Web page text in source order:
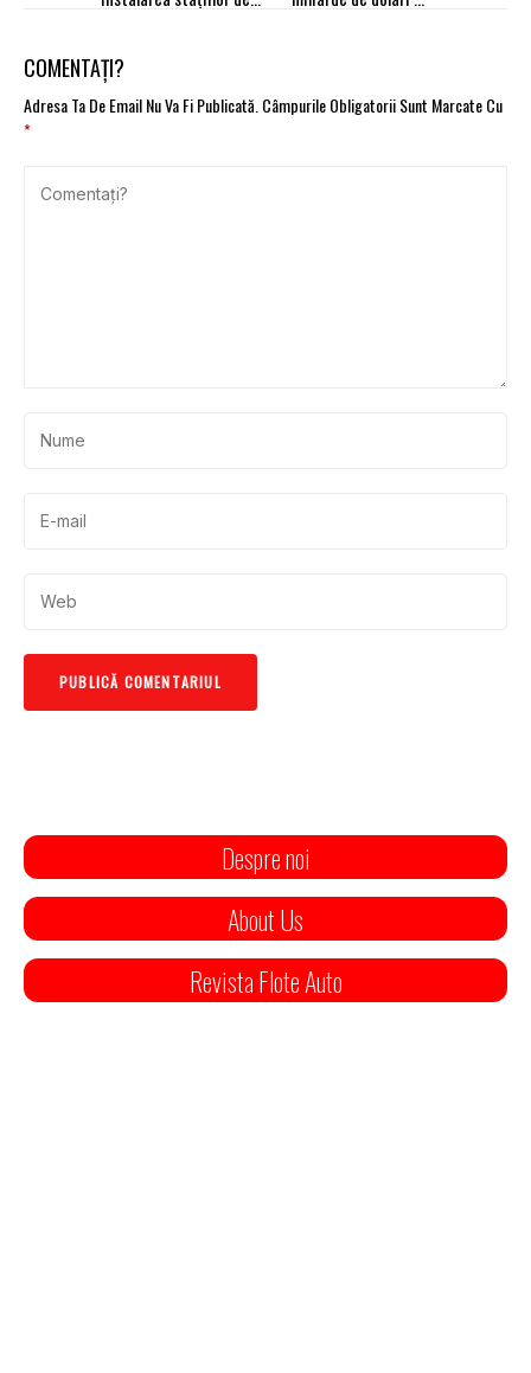
COMENTAȚI?
Adresa Ta De Email Nu Va Fi Publicată.Câmpurile Obligatorii Sunt Marcate Cu
*
Despre noi
About Us
Revista Flote Auto